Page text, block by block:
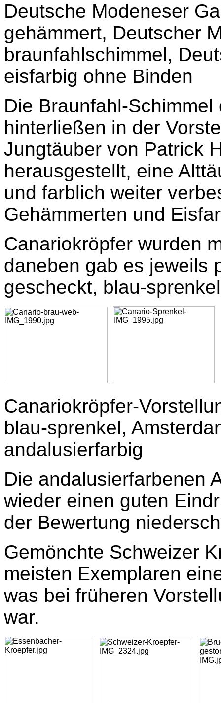
Deutsche Modeneser
gehämmert, Deutscher
braunfahlschimmel,
eisfarbig ohne Binden
Die Braunfahl-
hinterließen in der
Jungtäuber von Patrick
herausgestellt, eine
und farblich weiter
Gehämmerten und
Canariokröpfer wurden
daneben gab es jeweils
gescheckt, blau-
Canariokröpfer-
blau-sprenkel,
andalusierfarbig
Die andalusierfarbenen
wieder einen guten
der Bewertung
Gemönchte Schweizer
meisten Exemplaren
was bei früheren
war.